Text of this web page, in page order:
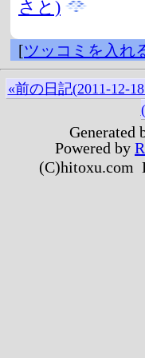
さと)
[ツッコミを入れ
«前の日記(2011-12-
Generated
Powered by